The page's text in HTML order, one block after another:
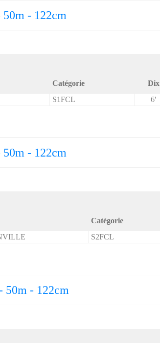
- 122cm
Catégorie Dix
S1FCL 6'
- 122cm
Catégorie
S2FCL
50m - 122cm